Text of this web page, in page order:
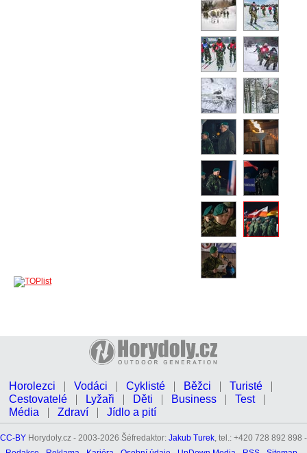
Horolezci Vodáci Cyklisté Běžci
Turisté
Cestovatelé
Lyžaři Děti Business
Test
Média
Zdraví Jídlo a pití
CC-BY Horydoly.cz - 2003-2026 Šéfredaktor: Jakub Turek, tel.: +420 728 892 898 -